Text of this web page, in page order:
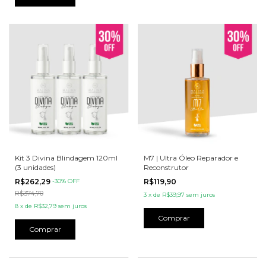
Kit 3 Divina Blindagem 120ml
(3 unidades)
R$262,29 -30% OFF
R$374,70
8 x de R$32,79 sem juros
M7 | Ultra Óleo Reparador e
Reconstrutor
R$119,90
3 x de R$39,97 sem juros